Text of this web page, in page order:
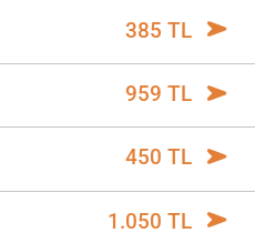
385 TL
959 TL
450 TL
1.050 TL